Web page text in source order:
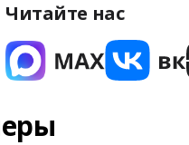
Читайте нас